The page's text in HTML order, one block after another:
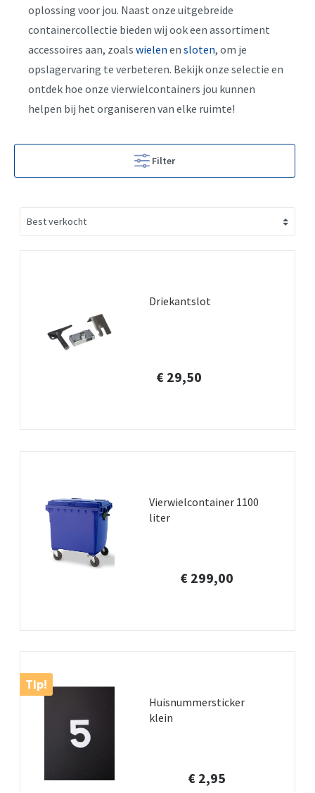
oplossing voor jou. Naast onze uitgebreide
containercollectie bieden wij ook een assortiment
accessoires aan, zoals wielen en sloten, om je
opslagervaring te verbeteren. Bekijk onze selectie en
ontdek hoe onze vierwielcontainers jou kunnen
helpen bij het organiseren van elke ruimte!
Filter
Driekantslot
€ 29,50
Vierwielcontainer 1100
liter
€ 299,00
Tip!
Huisnummersticker
klein
€ 2,95